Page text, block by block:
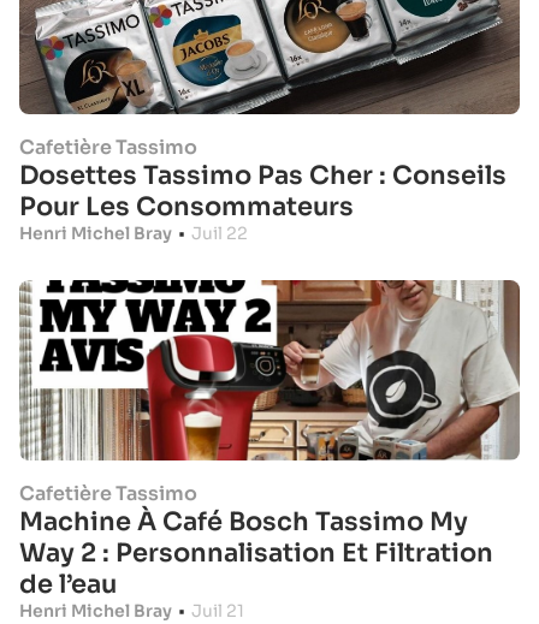
Cafetière Tassimo
Dosettes Tassimo Pas Cher : Conseils
Pour Les Consommateurs
Henri Michel Bray • Juil 22
Cafetière Tassimo
Machine À Café Bosch Tassimo My
Way 2 : Personnalisation Et Filtration
de l’eau
Henri Michel Bray • Juil 21